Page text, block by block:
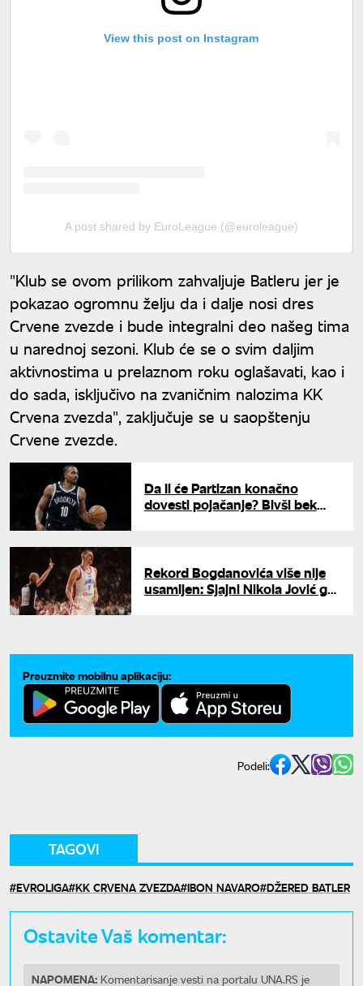
View this post on Instagram
A post shared by EuroLeague (@euroleague)
"Klub se ovom prilikom zahvaljuje Batleru jer je
pokazao ogromnu želju da i dalje nosi dres
Crvene zvezde i bude integralni deo našeg tima
u narednoj sezoni. Klub će se o svim daljim
aktivnostima u prelaznom roku oglašavati, kao i
do sada, isključivo na zvaničnim nalozima KK
Crvena zvezda", zaključuje se u saopštenju
Crvene zvezde.
Da li će Partizan konačno
dovesti pojačanje? Bivši bek
Rekord Bogdanovića više nije
usamljen: Sjajni Nikola Jović ga
Preuzmite mobilnu aplikaciju:
Podeli:
TAGOVI
EVROLIGA KK CRVENA ZVEZDA IBON NAVARO DŽERED BATLER
Ostavite Vaš komentar:
NAPOMENA: Komentarisanje vesti na portalu UNA.RS je